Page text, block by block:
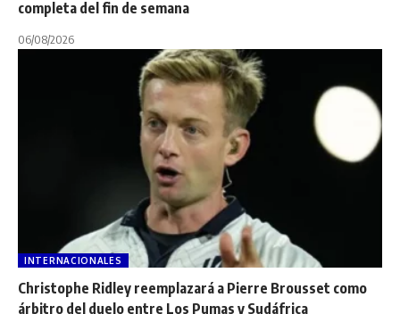
completa del fin de semana
06/08/2026
INTERNACIONALES
Christophe Ridley reemplazará a Pierre Brousset como
árbitro del duelo entre Los Pumas y Sudáfrica